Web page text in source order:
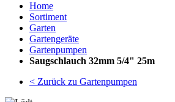
Home
Sortiment
Garten
Gartengeräte
Gartenpumpen
Saugschlauch 32mm 5/4" 25m
< Zurück zu Gartenpumpen